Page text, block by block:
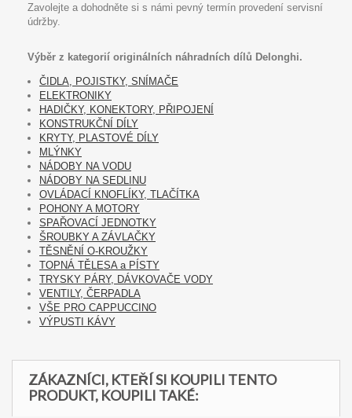
Zavolejte a dohodněte si s námi pevný termín provedení servisní
údržby.
Výběr z kategorií originálních náhradních dílů Delonghi.
ČIDLA, POJISTKY, SNÍMAČE
ELEKTRONIKY
HADIČKY, KONEKTORY, PŘIPOJENÍ
KONSTRUKČNÍ DÍLY
KRYTY, PLASTOVÉ DÍLY
MLÝNKY
NÁDOBY NA VODU
NÁDOBY NA SEDLINU
OVLÁDACÍ KNOFLÍKY, TLAČÍTKA
POHONY A MOTORY
SPAŘOVACÍ JEDNOTKY
ŠROUBKY A ZÁVLAČKY
TĚSNĚNÍ O-KROUŽKY
TOPNÁ TĚLESA a PÍSTY
TRYSKY PÁRY, DÁVKOVAČE VODY
VENTILY, ČERPADLA
VŠE PRO CAPPUCCINO
VÝPUSTI KÁVY
ZÁKAZNÍCI, KTEŘÍ SI KOUPILI TENTO
PRODUKT, KOUPILI TAKÉ: